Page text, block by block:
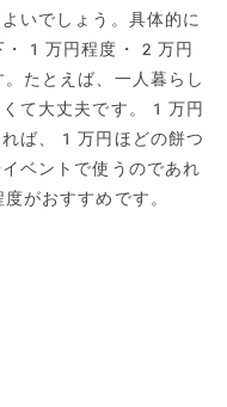
いでしょう。具体的に
・1万円程度・2万円
たとえば、一人暮らし
て大丈夫です。1万円
れば、1万円ほどの餅つ
ベントで使うのであれ
がおすすめです。